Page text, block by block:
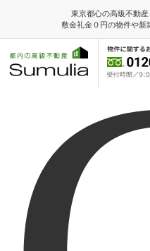
東京都心の高級不動産
敷金礼金０円の物件や新